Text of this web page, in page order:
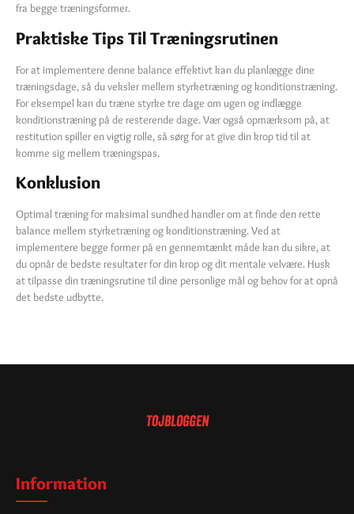
fra begge træningsformer.
Praktiske Tips Til Træningsrutinen
For at implementere denne balance effektivt kan du planlægge dine
træningsdage, så du veksler mellem styrketræning og konditionstræning.
For eksempel kan du træne styrke tre dage om ugen og indlægge
konditionstræning på de resterende dage. Vær også opmærksom på, at
restitution spiller en vigtig rolle, så sørg for at give din krop tid til at
komme sig mellem træningspas.
Konklusion
Optimal træning for maksimal sundhed handler om at finde den rette
balance mellem styrketræning og konditionstræning. Ved at
implementere begge former på en gennemtænkt måde kan du sikre, at
du opnår de bedste resultater for din krop og dit mentale velvære. Husk
at tilpasse din træningsrutine til dine personlige mål og behov for at opnå
det bedste udbytte.
Information